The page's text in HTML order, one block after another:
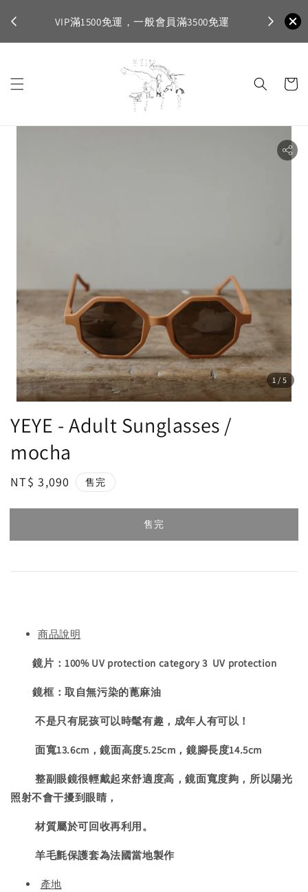
VIP滿1500免運，一般會員滿3500免運
首購登入
1 /5
YEYE - Adult Sunglasses /
mocha
Regular
NT$ 3,090 售完
售完
商品說明
鏡片：100% UV protection category 3UV protection
鏡框：取自無污染的蓖麻油
不是只有屁孩可以時髦有趣，成年人有可以！
面寬13.6cm，鏡面高度5.25cm，鏡腳長度14.5cm
整副眼鏡很輕戴起來舒適度高，鏡面寬度夠，所以陽光
照射不會干擾到眼睛，
材質屬於可回收再利用。
羊毛氈保護套為法國當地製作
產地